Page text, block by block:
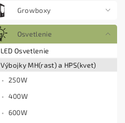
Growboxy
Osvetlenie
LED Osvetlenie
Výbojky MH(rast) a HPS(kvet)
250W
400W
600W